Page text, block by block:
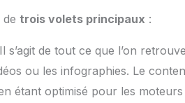
de trois volets principaux :
s’agit de tout ce que l’on
ou les infographies. Le
étant optimisé pour les